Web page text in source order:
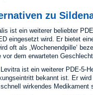
zu
ist ein weiterer beliebter
eingesetzt wird. Er bietet
oft als ‚Wochenendpille‘
vor dem erwarteten
ist ein weiterer PDE-5-
bekannt ist. Er wird
wirkendes Medikament